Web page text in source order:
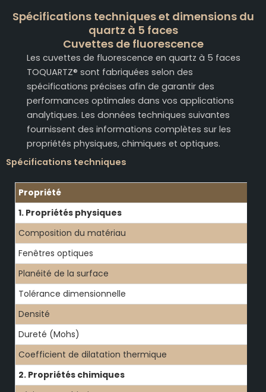
Spécifications techniques et dimensions du
quartz à 5 faces
Cuvettes de fluorescence
Les cuvettes de fluorescence en quartz à 5 faces
TOQUARTZ® sont fabriquées selon des
spécifications précises afin de garantir des
performances optimales dans vos applications
analytiques. Les données techniques suivantes
fournissent des informations complètes sur les
propriétés physiques, chimiques et optiques.
Spécifications techniques
Propriété
1. Propriétés physiques
Composition du matériau
Fenêtres optiques
Planéité de la surface
Tolérance dimensionnelle
Densité
Dureté (Mohs)
Coefficient de dilatation thermique
2. Propriétés chimiques